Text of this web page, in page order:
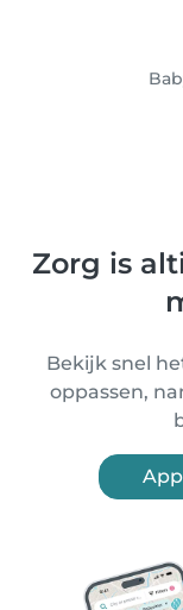
Zorg is
Bekijk snel
oppassen,